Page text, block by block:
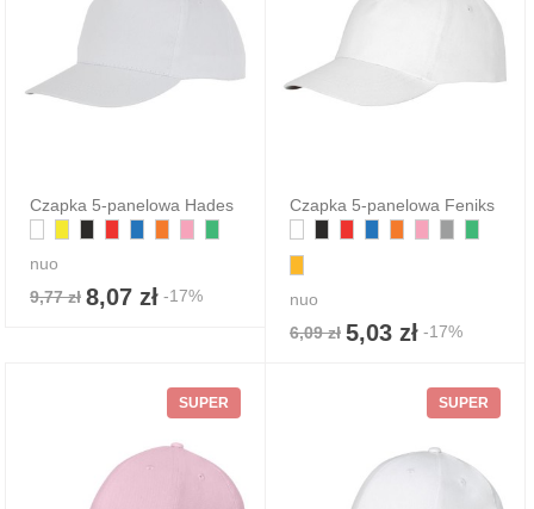
Czapka 5-panelowa Hades
nuo
9,77 zł 8,07 zł -17%
Czapka 5-panelowa Feniks
nuo
6,09 zł 5,03 zł -17%
SUPER SUPER